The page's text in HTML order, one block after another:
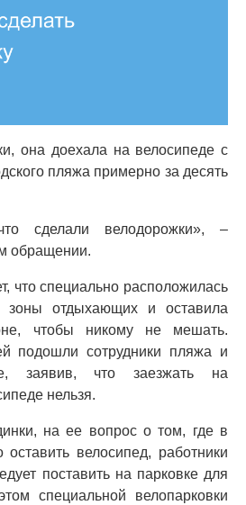
она доехала на велосипеде с
пляжа примерно за десять
сделали велодорожки», –
обращении.
что специально расположилась
зоны отдыхающих и оставила
чтобы никому не мешать.
подошли сотрудники пляжа и
заявив, что заезжать на
нельзя.
на ее вопрос о том, где в
велосипед, работники
поставить на парковке для
специальной велопарковки